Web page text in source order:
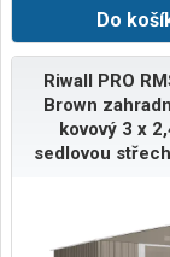
200mmHmotnost:9,0
Do
Riwall PRO
Brown
kovový 3 x
sedlovou